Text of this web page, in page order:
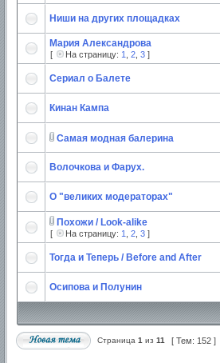
Ниши на других площадках
Мария Александрова
[ На страницу: 1 2 3 ]
Сериал о Балете
Кинан Кампа
Самая модная балерина
Волочкова и Фарух.
О "великих модераторах"
Похожи / Look-alike
[ На страницу: 1 2 3 ]
Тогда и Теперь / Before and After
Осипова и Полунин
Страница 1 из 11 [ Тем: 152 ]